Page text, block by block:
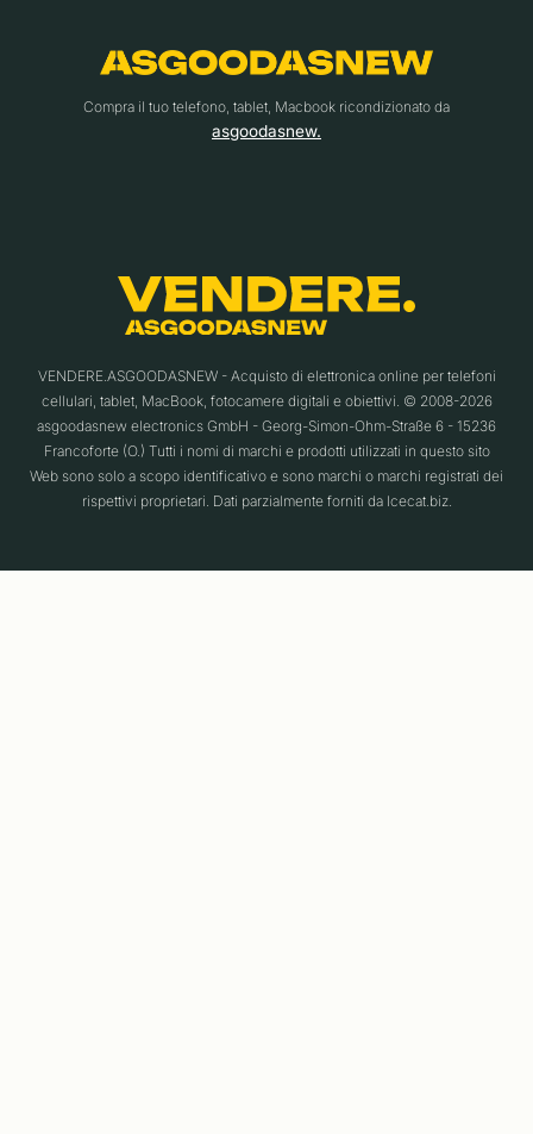
Compra il tuo telefono, tablet, Macbook ricondizionato da
asgoodasnew.
VENDERE.ASGOODASNEW - Acquisto di elettronica online per telefoni
cellulari, tablet, MacBook, fotocamere digitali e obiettivi. © 2008-2026
asgoodasnew electronics GmbH - Georg-Simon-Ohm-Straße 6 - 15236
Francoforte (O.) Tutti i nomi di marchi e prodotti utilizzati in questo sito
Web sono solo a scopo identificativo e sono marchi o marchi registrati dei
rispettivi proprietari. Dati parzialmente forniti da Icecat.biz.